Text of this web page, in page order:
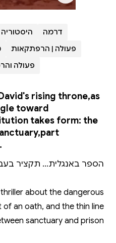
דרמה היסטוריה
פעולה | הרפתקאות
פעולה
rising throne,as
toward
takes form: the
about the dangerous
an oath, and the thin line